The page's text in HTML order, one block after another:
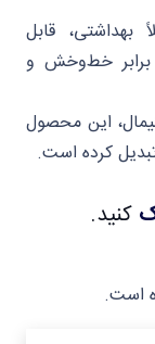
قابل
خط‌و‌خش و
این محصول
کرده است.
کنید.
است.